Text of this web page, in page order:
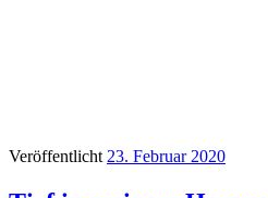
Veröffentlicht 23. Februar 2020